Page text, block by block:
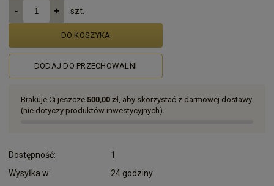
szt.
DO KOSZYKA
DODAJ DO PRZECHOWALNI
Brakuje Ci jeszcze 500,00 zł, aby skorzystać z darmowej dostawy
(nie dotyczy produktów inwestycyjnych).
Dostępność:
1
Wysyłka w:
24 godziny